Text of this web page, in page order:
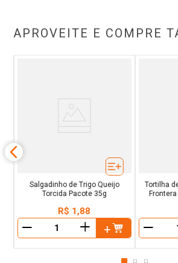
APROVEITE E COMPRE
Salgadinho de Trigo Queijo
Torcida Pacote 35g
R$ 1,88
＋
Tortilha